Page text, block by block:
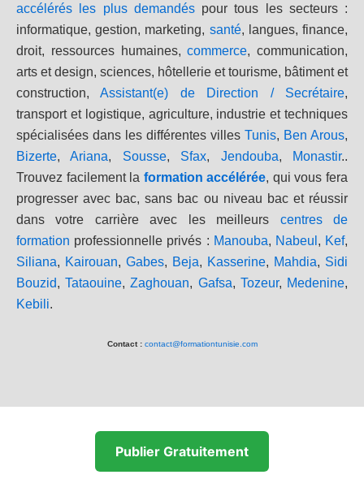
accélérés les plus demandéspour tous les secteurs :
informatique, gestion, marketing, santé, langues, finance,
droit, ressources humaines,commerce, communication,
arts et design, sciences, hôtellerie et tourisme, bâtiment et
construction,Assistant(e) de Direction / Secrétaire,
transport et logistique, agriculture, industrie et techniques
spécialisées dans les différentes villes Tunis, Ben Arous,
Bizerte,Ariana, Sousse, Sfax, Jendouba, Monastir..
Trouvez facilement la formation accélérée, qui vous fera
progresser avec bac, sans bac ou niveau bac et réussir
dans votre carrière avec les meilleurs centres de
formation professionnelle privés : Manouba, Nabeul , Kef,
Siliana, Kairouan, Gabes, Beja, Kasserine, Mahdia, Sidi
Bouzid,Tataouine,Zaghouan, Gafsa, Tozeur, Medenine,
Kebili.
Contact : contact@formationtunisie.com
Publier Gratuitement